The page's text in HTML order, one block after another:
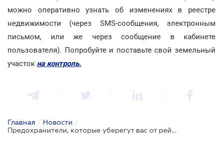
можно оперативно узнать об изменениях в реестре
недвижимости (через SMS-сообщения, электронным
письмом, или же через сообщение в кабинете
пользователя). Попробуйте и поставьте свой земельный
участок на контроль.
Главная / Новости /
Предохранители, которые уберегут вас от рейдерских захватов